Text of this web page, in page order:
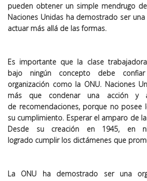
pueden obtener un simple mendrugo
Naciones Unidas ha demostrado ser
actuar más allá de las formas.
Es importante que la clase
bajo ningún concepto debe
organización como la ONU. Naciones
más que condenar una acción y
de recomendaciones, porque no posee
su cumplimiento. Esperar el amparo de
Desde su creación en 1945, en
logrado cumplir los dictámenes que
La ONU ha demostrado ser una